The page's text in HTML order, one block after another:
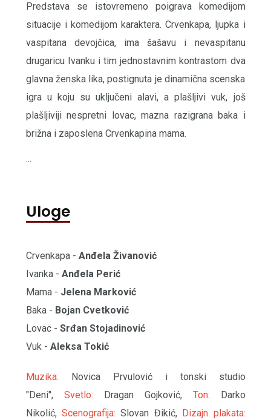
Predstava se istovremeno poigrava komedijom
situacije i komedijom karaktera. Crvenkapa, ljupka i
vaspitana devojčica, ima šašavu i nevaspitanu
drugaricu Ivanku i tim jednostavnim kontrastom dva
glavna ženska lika, postignuta je dinamična scenska
igra u koju su uključeni alavi, a plašljivi vuk, još
plašljiviji nespretni lovac, mazna razigrana baka i
brižna i zaposlena Crvenkapina mama.
...
Uloge
Crvenkapa - Anđela Živanović
Ivanka - Anđela Perić
Mama - Jelena Marković
Baka - Bojan Cvetković
Lovac - Srđan Stojadinović
Vuk - Aleksa Tokić
Muzika: Novica Prvulović i tonski studio
"Deni", Svetlo: Dragan Gojković, Ton: Darko
Nikolić, Scenografija: Slovan Đikić, Dizajn plakata: